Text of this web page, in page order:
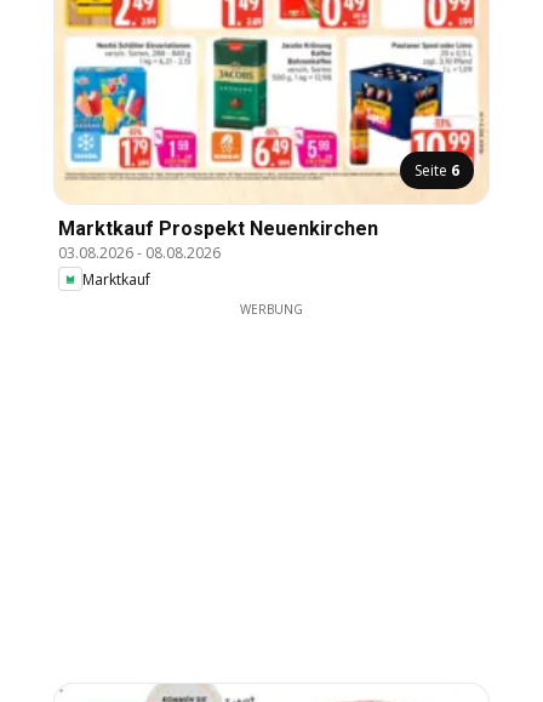
Seite 6
Marktkauf Prospekt Neuenkirchen
03.08.2026- 08.08.2026
Marktkauf
WERBUNG